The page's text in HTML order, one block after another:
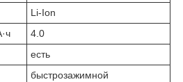
Li-Ion
4.0
есть
бы­стро­за­жим­ной